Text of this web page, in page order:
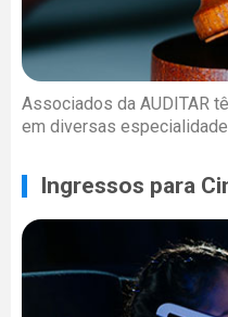
Associados da AUDITAR
em diversas
Ingressos para